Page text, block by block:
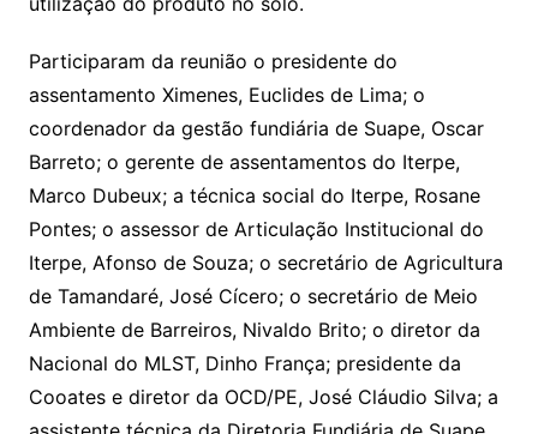
Participaram da reunião o presidente do
assentamento Ximenes, Euclides de Lima; o
coordenador da gestão fundiária de Suape, Oscar
Barreto; o gerente de assentamentos do Iterpe,
Marco Dubeux; a técnica social do Iterpe, Rosane
Pontes; o assessor de Articulação Institucional do
Iterpe, Afonso de Souza; o secretário de Agricultura
de Tamandaré, José Cícero; o secretário de Meio
Ambiente de Barreiros, Nivaldo Brito; o diretor da
Nacional do MLST, Dinho França; presidente da
Cooates e diretor da OCD/PE, José Cláudio Silva; a